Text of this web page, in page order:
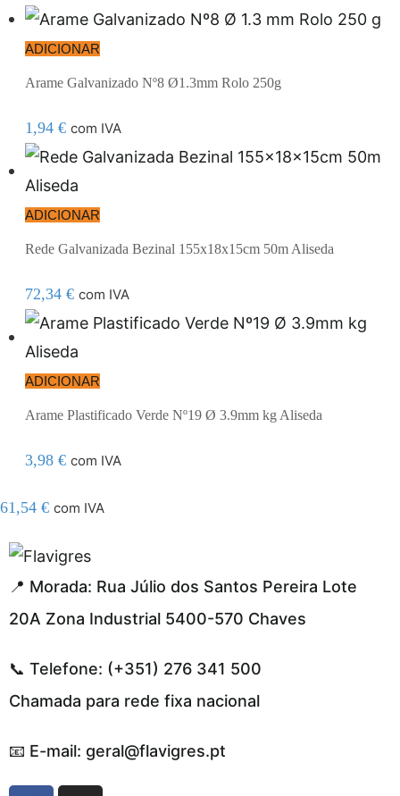
ADICIONAR
Arame Galvanizado Nº8 Ø1.3mm Rolo 250g
1,94 € com IVA
ADICIONAR
Rede Galvanizada Bezinal 155x18x15cm 50m Aliseda
72,34 € com IVA
ADICIONAR
Arame Plastificado Verde Nº19 Ø 3.9mm kg Aliseda
3,98 € com IVA
61,54 € com IVA
resmi adresi
📍 Morada: Rua Júlio dos Santos Pereira Lote
20A Zona Industrial 5400-570 Chaves
📞 Telefone: (+351) 276 341 500
Chamada para rede fixa nacional
📧 E-mail: geral@flavigres.pt